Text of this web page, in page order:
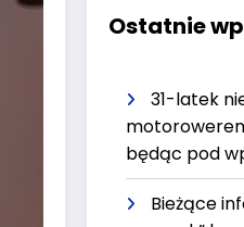
Ostatnie
31-latek
będąc pod
Bieżące